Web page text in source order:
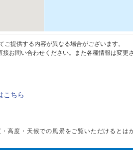
提供する内容が異なる場合がございます。
お問い合わせください。また各種情報は変更
こちら
度・天候での風景をご覧いただけるとは